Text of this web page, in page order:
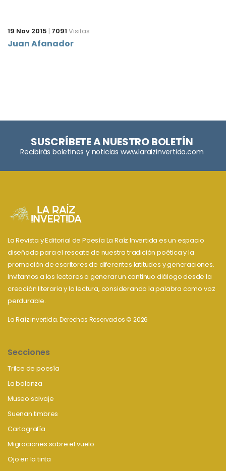
19 Nov 2015 | 7091 Visitas
Juan Afanador
SUSCRÍBETE A NUESTRO BOLETÍN
Recibirás boletines y noticias www.laraizinvertida.com
La Revista y Editorial de Poesía La Raíz Invertida es un espacio
diseñado para el rescate de nuestra tradición poética y la
promoción de escritores de diferentes latitudes y generaciones.
Invitamos a los lectores a generar un continuo diálogo desde la
creación literaria y la lectura, considerando la palabra como voz
perdurable.
La Raíz invertida. Derechos Reservados © 2026
Secciones
Trilce de poesía
La balanza
Museo salvaje
Suenan timbres
Cartografía
Migraciones sobre el vuelo
Ojo en la tinta